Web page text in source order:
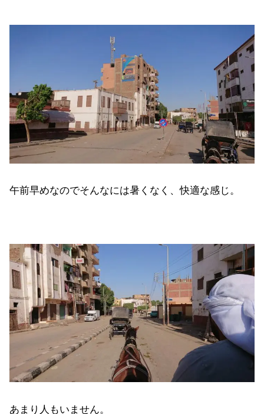
午前早めなのでそんなには暑くなく、快適な感じ。
あまり人もいません。